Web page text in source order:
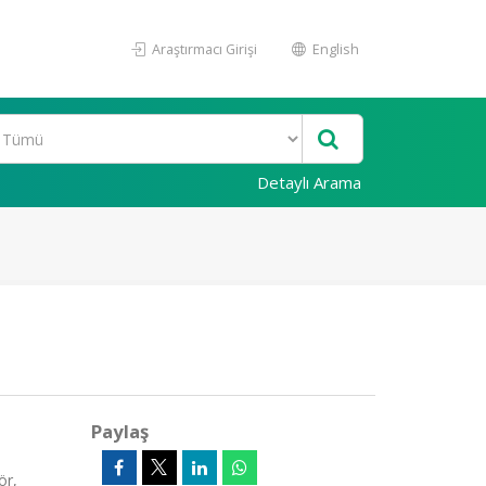
Araştırmacı Girişi English
Detaylı Arama
Paylaş